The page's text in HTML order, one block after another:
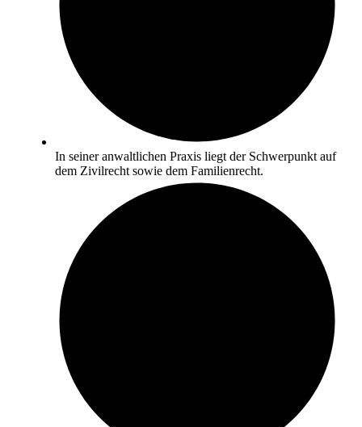
In seiner anwaltlichen Praxis liegt der Schwerpunkt auf
dem Zivilrecht sowie dem Familienrecht.